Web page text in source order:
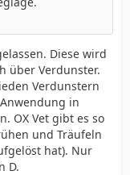
Diese wird
über Verdunster.
Verdunstern
in
OX Vet gibt es so
und Träufeln
hat). Nur
D.